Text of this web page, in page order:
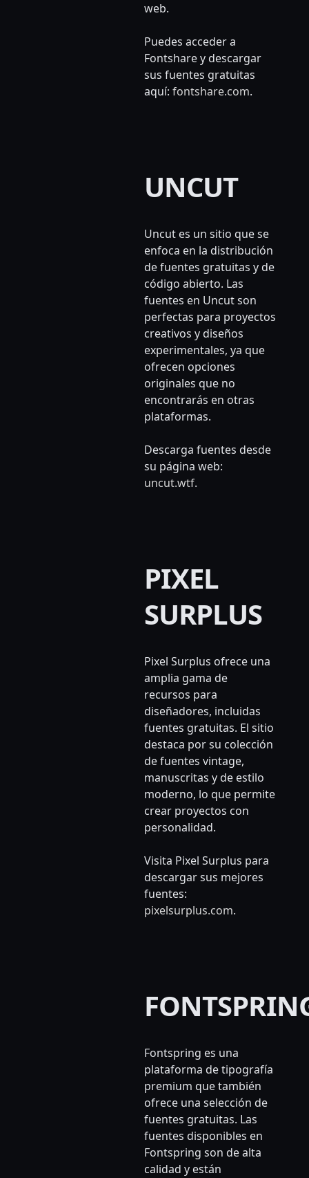
web.
Puedes acceder a
Fontshare y descargar
sus fuentes gratuitas
aquí: fontshare.com.
UNCUT
Uncut es un sitio que se
enfoca en la distribución
de fuentes gratuitas y de
código abierto. Las
fuentes en Uncut son
perfectas para proyectos
creativos y diseños
experimentales, ya que
ofrecen opciones
originales que no
encontrarás en otras
plataformas.
Descarga fuentes desde
su página web:
uncut.wtf.
PIXEL
SURPLUS
Pixel Surplus ofrece una
amplia gama de
recursos para
diseñadores, incluidas
fuentes gratuitas. El sitio
destaca por su colección
de fuentes vintage,
manuscritas y de estilo
moderno, lo que permite
crear proyectos con
personalidad.
Visita Pixel Surplus para
descargar sus mejores
fuentes:
pixelsurplus.com.
Fontspring es una
plataforma de tipografía
premium que también
ofrece una selección de
fuentes gratuitas. Las
fuentes disponibles en
Fontspring son de alta
calidad y están